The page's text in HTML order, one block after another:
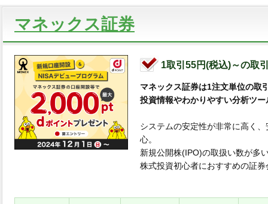
マネックス証券
1取引55円(税込)～の取
マネックス証券は1注文単位の取
投資情報やわかりやすい分析ツー
システムの安定性が非常に高く
心。
新規公開株(IPO)の取扱い数が多
株式投資初心者におすすめの証券